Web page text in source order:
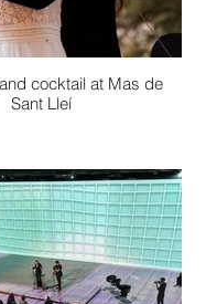
cocktail at Mas de
Sant Lleí